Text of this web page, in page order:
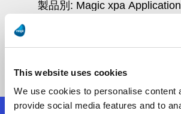
This website uses cookies
We use cookies to personalise content
provide social media features and to